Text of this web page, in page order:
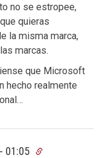
no se estropee,
quieras
la misma marca,
marcas.
que Microsoft
hecho realmente
01:05